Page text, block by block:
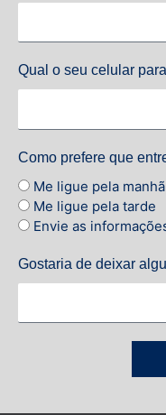
Qual o seu celular
Como prefere que
Me ligue pela manhã
Me ligue pela tarde
Envie as
Gostaria de deixar